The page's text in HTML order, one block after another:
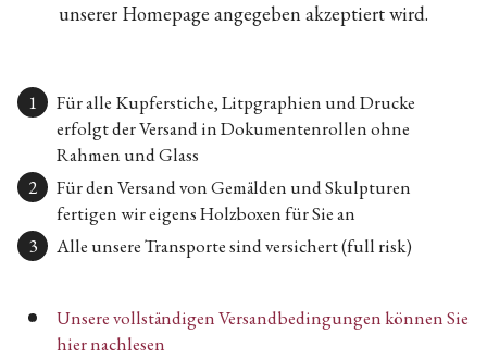
unserer Homepage angegeben akzeptiert wird.
Für alle Kupferstiche, Litpgraphien und Drucke
erfolgt der Versand in Dokumentenrollen ohne
Rahmen und Glass
Für den Versand von Gemälden und Skulpturen
fertigen wir eigens Holzboxen für Sie an
Alle unsere Transporte sind versichert (full risk)
Unsere vollständigen Versandbedingungen können Sie
hier nachlesen